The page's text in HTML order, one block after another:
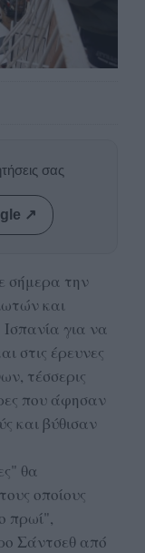
σας
↗
σήμερα την
και
για να
στις έρευνες
τέσσερις
που άφησαν
και βύθισαν
θα
οποίους
πρωί",
Σάντσεθ από